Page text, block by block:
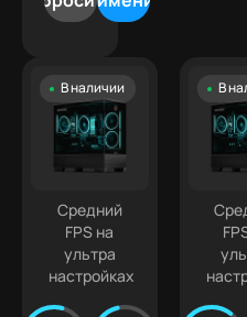
000 ₽
000 ₽
+
5070
9
Ultra
5
Intel
Ultra 7
Лучшая
ПК
Компактные
ПК
Кастомизированные
В наличии
Средний
FPS на
ультра
настройках
В